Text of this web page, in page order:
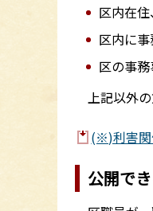
区内在
区内に
区の事
上記以外の
(※)利害関
公開で